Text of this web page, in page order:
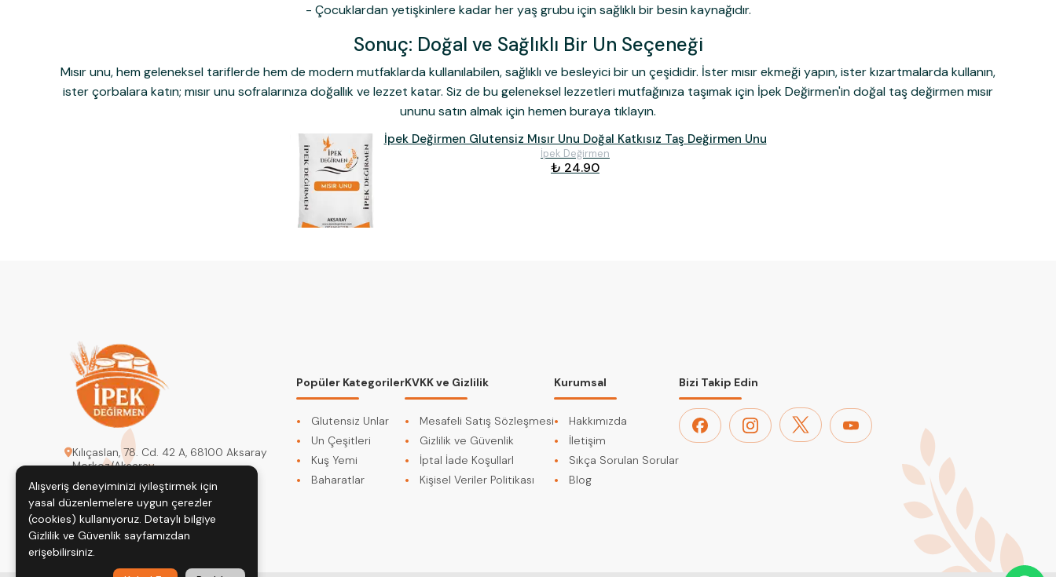
- Çocuklardan yetişkinlere kadar her yaş grubu için sağlıklı bir besin kaynağıdır.
Sonuç: Doğal ve Sağlıklı Bir Un Seçeneği
Mısır unu, hem geleneksel tariflerde hem de modern mutfaklarda kullanılabilen, sağlıklı ve besleyici bir un çeşididir. İster mısır ekmeği yapın, ister kızartmalarda kullanın,
ister çorbalara katın; mısır unu sofralarınıza doğallık ve lezzet katar. Siz de bu geleneksel lezzetleri mutfağınıza taşımak için İpek Değirmen'in doğal taş değirmen mısır
ununu satın almak için hemen buraya tıklayın.
İpek Değirmen Glutensiz Mısır Unu Doğal Katkısız Taş Değirmen Unu
İpek Değirmen
₺ 24.90
Kılıçaslan, 78. Cd. 42 A, 68100 Aksaray
Merkez/Aksaray
degirmenipek@gmail.com
0542 617 72 95
Popüler Kategoriler
Glutensiz Unlar
Un Çeşitleri
Kuş Yemi
Baharatlar
KVKK ve Gizlilik
Mesafeli Satış Sözleşmesi
Gizlilik ve Güvenlik
İptal İade KoşullarI
Kişisel Veriler Politikası
Kurumsal
Hakkımızda
İletişim
Sıkça Sorulan Sorular
Blog
Bizi Takip Edin
Alışveriş deneyiminizi iyileştirmek için
yasal düzenlemelere uygun çerezler
(cookies) kullanıyoruz. Detaylı bilgiye
Gizlilik ve Güvenlik sayfamızdan
erişebilirsiniz.